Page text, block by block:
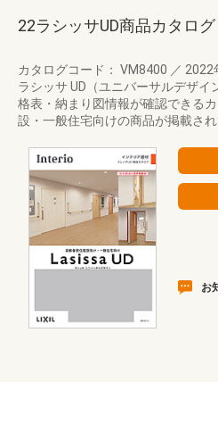
22ラシッサUD商品カタログ
カタログコード： VM8400 ／ 2022
ラシッサ UD（ユニバーサルデザイ
格表・納まり図情報が確認できる
設・一般住宅向けの商品が掲載され
お